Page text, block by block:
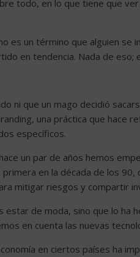
todo, en lo que tiene que
es un término que alguien se
en tendencia. Nada de eso;
ni que un mago decidió
una práctica que hace
específicos.
un par de años hemos
en la década de los 90,
mitigar riesgos y compartir
de moda, sino que lo ha
en cuenta las nuevas
en ciertos países ha